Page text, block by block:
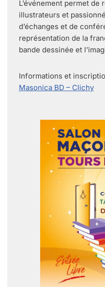
L’événement permet de
illustrateurs et
d’échanges et de
représentation de la
bande dessinée et
Informations et
Masonica BD – Clichy